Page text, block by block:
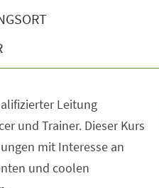
Leitung
und Trainer. Dieser Kurs
mit Interesse an
und coolen